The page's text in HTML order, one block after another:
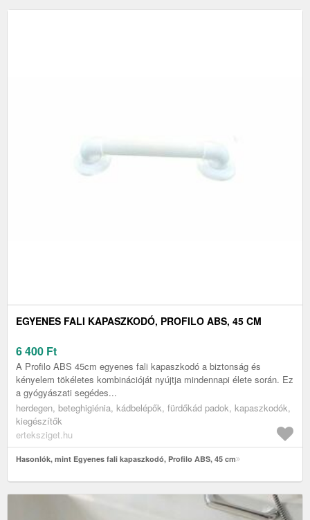
EGYENES FALI KAPASZKODÓ, PROFILO ABS, 45 CM
6 400 Ft
A Profilo ABS 45cm egyenes fali kapaszkodó a biztonság és
kényelem tökéletes kombinációját nyújtja mindennapi élete során. Ez
a gyógyászati segédes...
herdegen, beteghigiénia, kádbelépők, fürdőkád padok, kapaszkodók,
kiegészítők
erteksziget.hu
Hasonlók, mint Egyenes fali kapaszkodó, Profilo ABS, 45 cm